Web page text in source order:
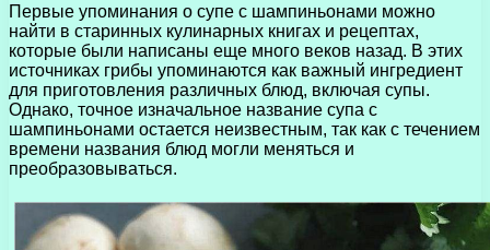
Первые упоминания о супе с шампиньонами можно
найти в старинных кулинарных книгах и рецептах,
которые были написаны еще много веков назад. В этих
источниках грибы упоминаются как важный ингредиент
для приготовления различных блюд, включая супы.
Однако, точное изначальное название супа с
шампиньонами остается неизвестным, так как с течением
времени названия блюд могли меняться и
преобразовываться.